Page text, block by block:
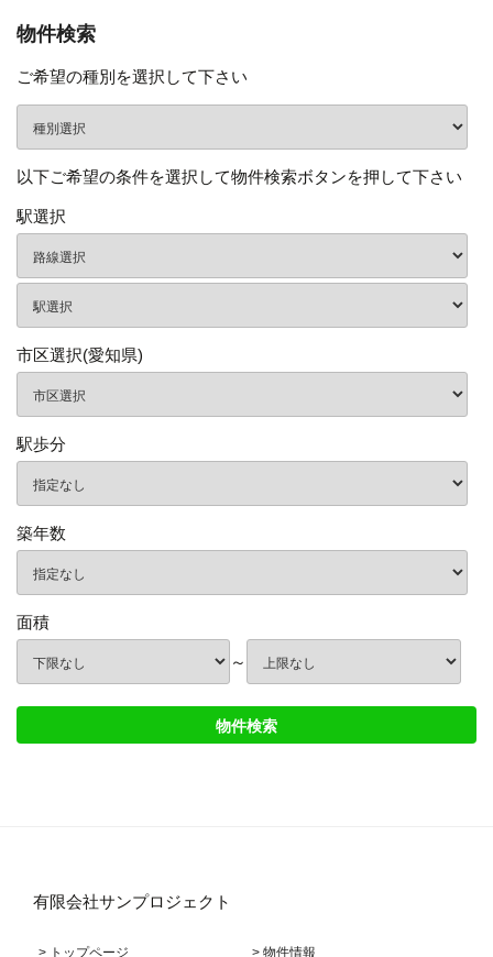
物件検索
ご希望の種別を選択して下さい
以下ご希望の条件を選択して物件検索ボタンを押して下さい
駅選択
市区選択(愛知県)
駅歩分
築年数
面積
～
有限会社サンプロジェクト
> トップページ > 物件情報